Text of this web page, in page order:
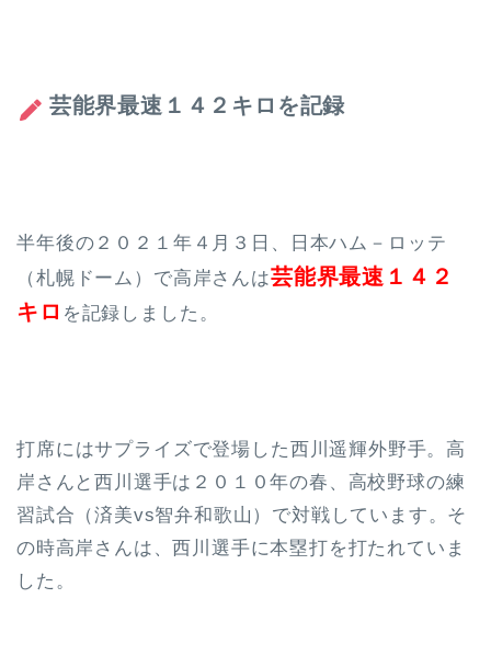
芸能界最速１４２キロを記録
半年後の２０２１年４月３日、日本ハム－ロッテ
（札幌ドーム）で高岸さんは芸能界最速１４２
キロ を記録しました。
打席にはサプライズで登場した西川遥輝外野手。高
岸さんと西川選手は ２０１０年の春、 高校野球の練
習試合（済美vs智弁和歌山 ）で対戦しています。そ
の時高岸さんは、西川選手に本塁打を打たれていま
した。